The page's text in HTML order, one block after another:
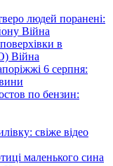
людей поранені:
Війна
в
Війна
6 серпня:
по бензин:
свіже відео
маленького сина